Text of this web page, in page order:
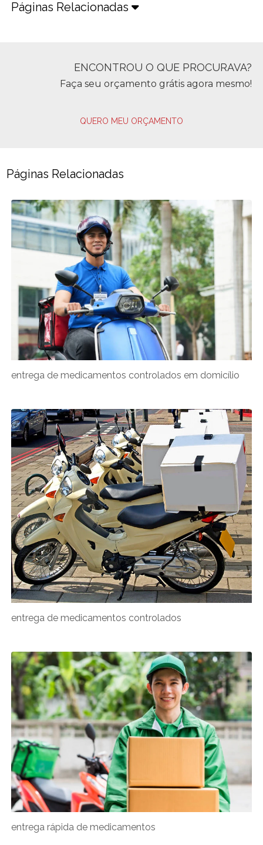
Páginas Relacionadas
ENCONTROU O QUE PROCURAVA?
Faça seu orçamento grátis agora mesmo!
QUERO MEU ORÇAMENTO
Páginas Relacionadas
entrega de medicamentos controlados em domicílio
entrega de medicamentos controlados
entrega rápida de medicamentos